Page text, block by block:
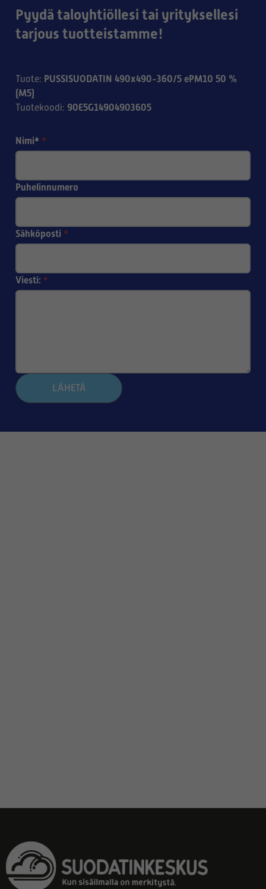
Pyydä taloyhtiöllesi tai yrityksellesi
tarjous tuotteistamme!
Tuote: PUSSISUODATIN 490x490-360/5 ePM10 50 %
(M5)
Tuotekoodi: 90E5G14904903605
Nimi* *
Puhelinnumero
Sähköposti *
Viesti: *
LÄHETÄ